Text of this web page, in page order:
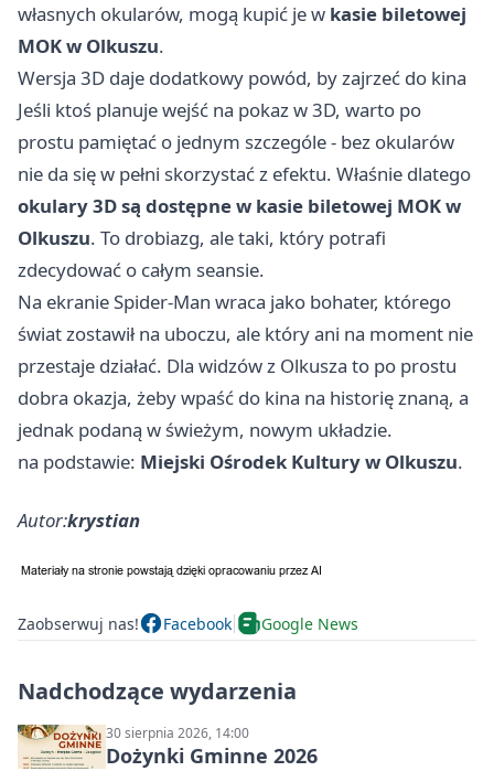
własnych okularów, mogą kupić je w kasie biletowej
MOK w Olkuszu.
Wersja 3D daje dodatkowy powód, by zajrzeć do kina
Jeśli ktoś planuje wejść na pokaz w 3D, warto po
prostu pamiętać o jednym szczególe - bez okularów
nie da się w pełni skorzystać z efektu. Właśnie dlatego
okulary 3D są dostępne w kasie biletowej MOK w
Olkuszu. To drobiazg, ale taki, który potrafi
zdecydować o całym seansie.
Na ekranie Spider-Man wraca jako bohater, którego
świat zostawił na uboczu, ale który ani na moment nie
przestaje działać. Dla widzów z Olkusza to po prostu
dobra okazja, żeby wpaść do kina na historię znaną, a
jednak podaną w świeżym, nowym układzie.
na podstawie: Miejski Ośrodek Kultury w Olkuszu.
Autor:krystian
Zaobserwuj nas! Facebook Google News
Nadchodzące wydarzenia
30 sierpnia 2026, 14:00
Dożynki Gminne 2026